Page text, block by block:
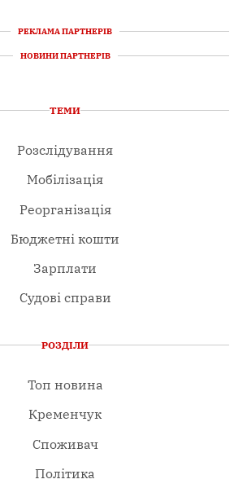
РЕКЛАМА ПАРТНЕРІВ
НОВИНИ ПАРТНЕРІВ
ТЕМИ
Розслідування
Мобілізація
Реорганізація
Бюджетні кошти
Зарплати
Судові справи
РОЗДІЛИ
Топ новина
Кременчук
Споживач
Політика